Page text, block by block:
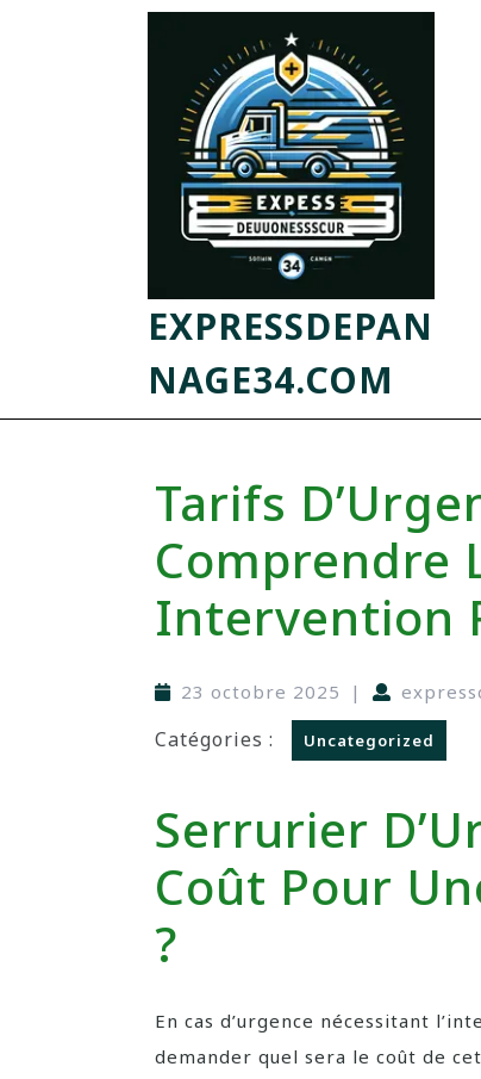
EXPRESSDEPAN
NAGE34.COM
Tarifs
Comprendre
Intervention
23 octobre 2025 |
Catégories : Uncategorized
Serrurier
Coût Pour
?
En cas d’urgence nécessitant
demander quel sera le coût de